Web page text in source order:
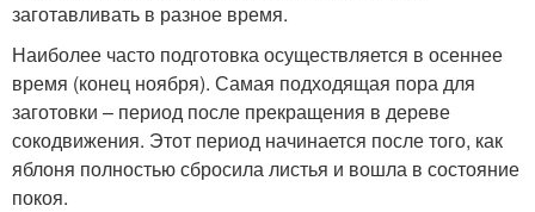
заготавливать в разное время.
Наиболее часто подготовка осуществляется в осеннее
время (конец ноября). Самая подходящая пора для
заготовки – период после прекращения в дереве
сокодвижения. Этот период начинается после того, как
яблоня полностью сбросила листья и вошла в состояние
покоя.